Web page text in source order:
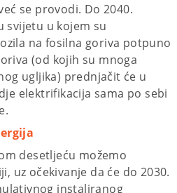
se provodi. Do 2040.
svijetu u kojem su
na fosilna goriva potpuno
(od kojih su mnoga
ugljika) prednjačit će u
elektrifikacija sama po sebi
desetljeću možemo
uz očekivanje da će do 2030.
instaliranog